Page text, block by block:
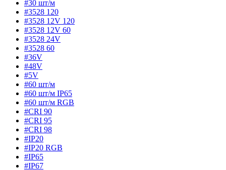
#30 шт/м
#3528 120
#3528 12V 120
#3528 12V 60
#3528 24V
#3528 60
#36V
#48V
#5V
#60 шт/м
#60 шт/м IP65
#60 шт/м RGB
#CRI 90
#CRI 95
#CRI 98
#IP20
#IP20 RGB
#IP65
#IP67